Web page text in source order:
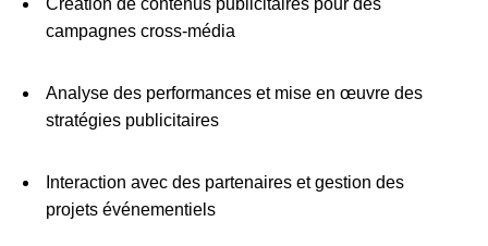
campagnes cross-média
Analyse des performances et mise en œuvre des
stratégies publicitaires
Interaction avec des partenaires et gestion des
projets événementiels